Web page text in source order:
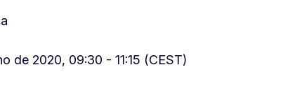
de 2020, 09:30 - 11:15 (CEST)